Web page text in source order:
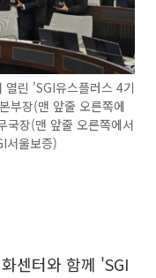
린 'SGI유스플러스 4기
부장(맨 앞줄 오른쪽에
국장(맨 앞줄 오른쪽에서
서울보증)
센터와 함께 'SGI